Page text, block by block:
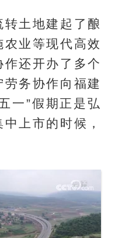
土地建起了酿
业等现代高效
还开办了多个
务协作向福建
一”假期正是弘
上市的时候，